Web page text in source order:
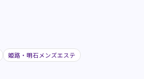
姫路・明石メンズエステ